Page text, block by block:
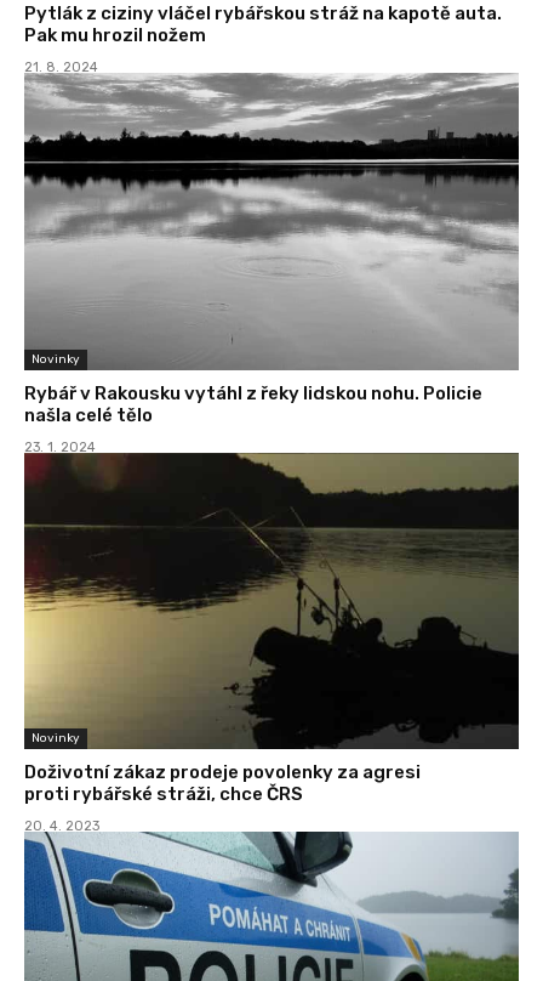
Pytlák z ciziny vláčel rybářskou stráž na kapotě auta.
Pak mu hrozil nožem
21. 8. 2024
Novinky
Rybář v Rakousku vytáhl z řeky lidskou nohu. Policie
našla celé tělo
23. 1. 2024
Novinky
Doživotní zákaz prodeje povolenky za agresi
proti rybářské stráži, chce ČRS
20. 4. 2023